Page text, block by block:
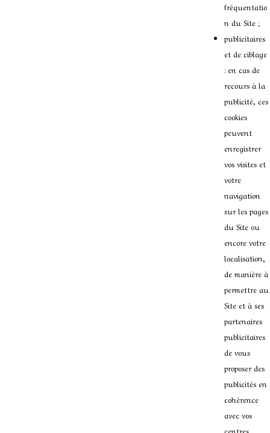
fréquentatio
n du Site ;
publicitaires
et de ciblage
: en cas de
recours à la
publicité, ces
cookies
peuvent
enregistrer
vos visites et
votre
navigation
sur les pages
du Site ou
encore votre
localisation,
de manière à
permettre au
Site et à ses
partenaires
publicitaires
de vous
proposer des
publicités en
cohérence
avec vos
centres